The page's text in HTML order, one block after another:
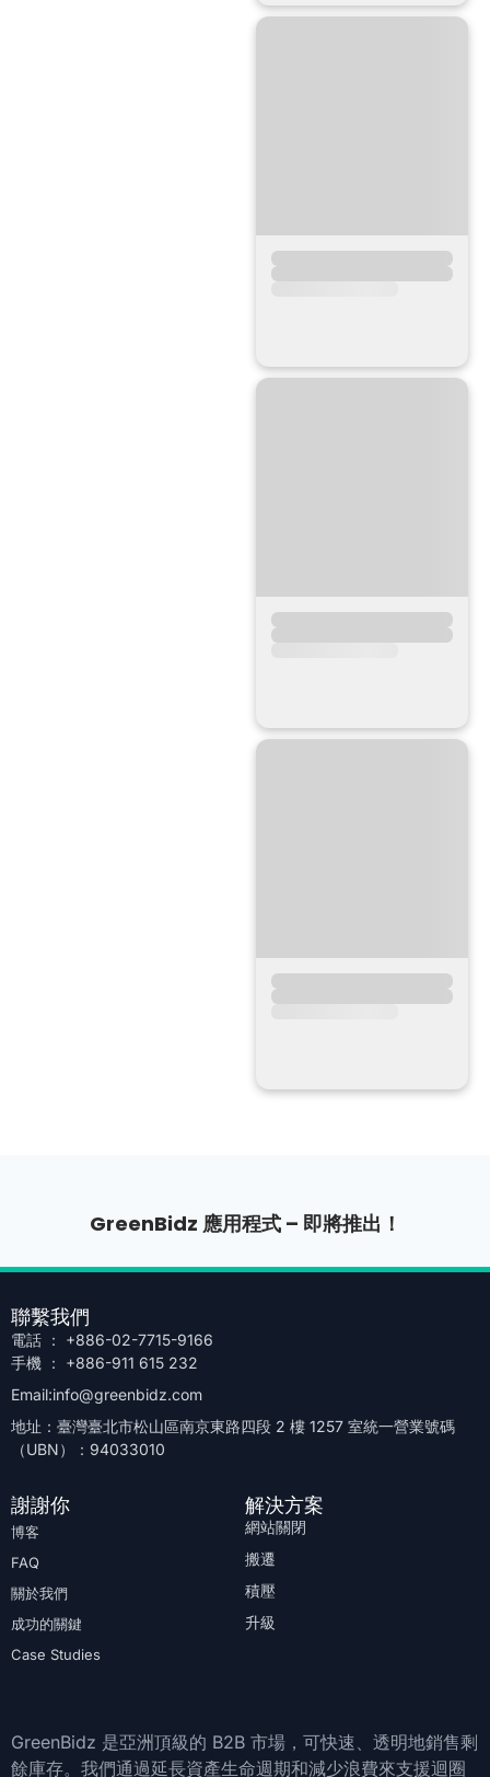
GreenBidz 應用程式 – 即將推出！
GreenBidz 是亞洲頂級的 B2B 市場，可快速、透明地銷售剩
餘庫存。我們通過延長資產生命週期和減少浪費來支援迴圈
解決方案
網站關閉
搬遷
積壓
升級
謝謝你
博客
FAQ
關於我們
成功的關鍵
Case Studies
聯繫我們
電話 ： +886-02-7715-9166
手機 ： +886-911 615 232
Email:info@greenbidz.com
地址：臺灣臺北市松山區南京東路四段 2 樓 1257 室統一營業號碼
（UBN）：94033010